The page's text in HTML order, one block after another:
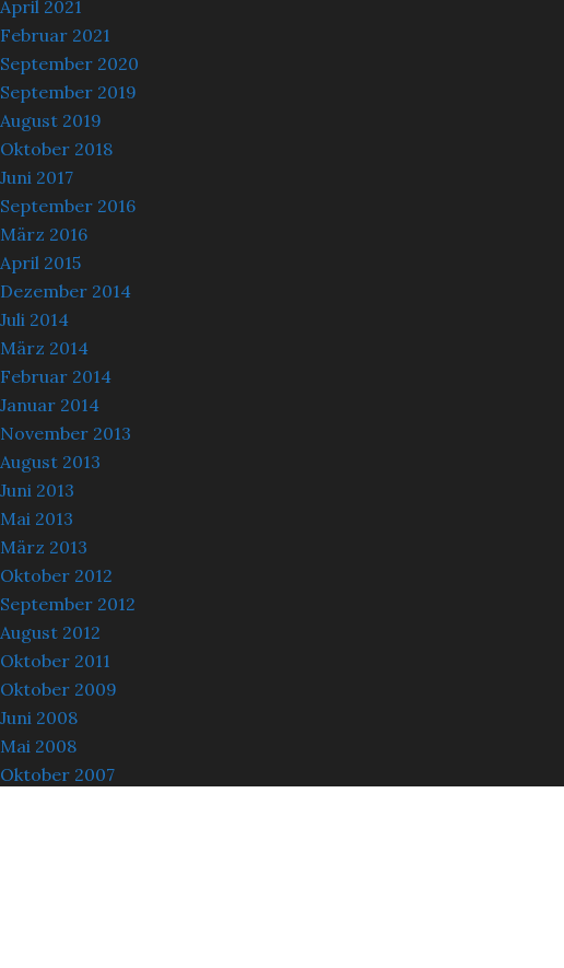
April 2021
Februar 2021
September 2020
September 2019
August 2019
Oktober 2018
Juni 2017
September 2016
März 2016
April 2015
Dezember 2014
Juli 2014
März 2014
Februar 2014
Januar 2014
November 2013
August 2013
Juni 2013
Mai 2013
März 2013
Oktober 2012
September 2012
August 2012
Oktober 2011
Oktober 2009
Juni 2008
Mai 2008
Oktober 2007